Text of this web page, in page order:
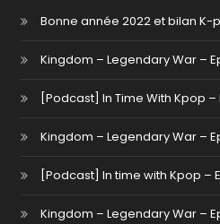
Bonne année 2022 et bilan K-
Kingdom – Legendary War –
[Podcast] In Time With Kpop
Kingdom – Legendary War –
[Podcast] In time with Kpop –
Kingdom – Legendary War –